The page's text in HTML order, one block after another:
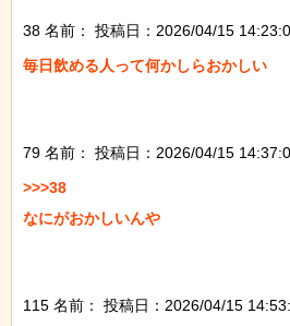
38 名前：
投稿日：2026/04/15
毎日飲める人って何かしらおかしい
79 名前：
投稿日：2026/04/15
>>>38
なにがおかしいんや
115 名前：
投稿日：2026/04/15